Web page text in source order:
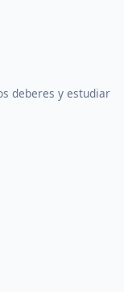
deberes y estudiar